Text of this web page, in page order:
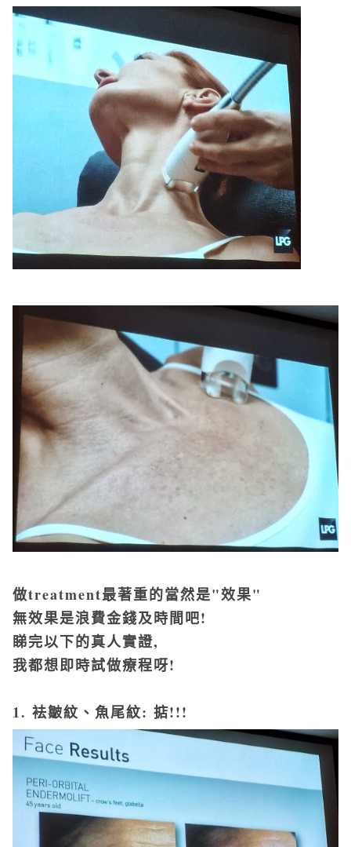
做treatment最著重的當然是"效果"
無效果是浪費金錢及時間吧!
睇完以下的真人實證,
我都想即時試做療程呀!
1. 袪皺紋、魚尾紋: 掂!!!